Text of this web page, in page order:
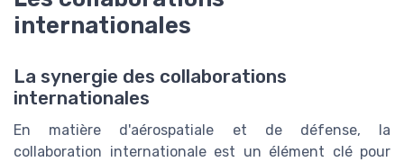
internationales
La synergie des collaborations
internationales
En matière d'aérospatiale et de défense, la
collaboration internationale est un élément clé pour